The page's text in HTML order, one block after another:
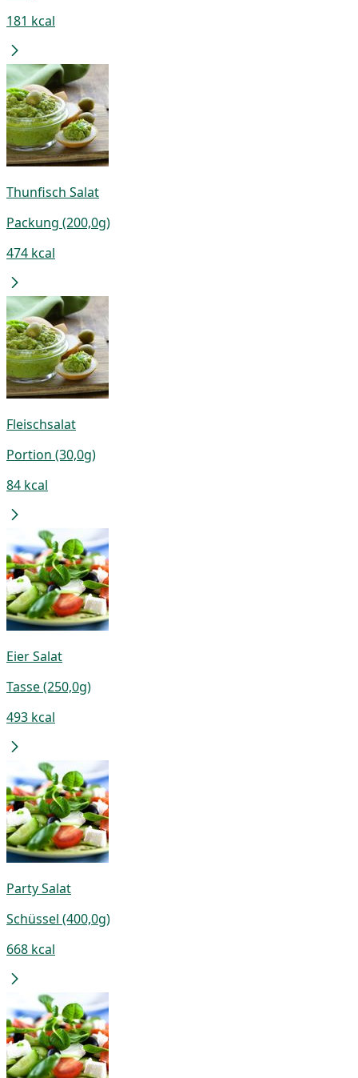
181 kcal
Thunfisch Salat
Packung (200,0g)
474 kcal
Fleischsalat
Portion (30,0g)
84 kcal
Eier Salat
Tasse (250,0g)
493 kcal
Party Salat
Schüssel (400,0g)
668 kcal